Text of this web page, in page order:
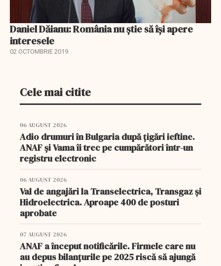
Daniel Dăianu: România nu știe să își apere
interesele
02 OCTOMBRIE 2019
Cele mai citite
06 AUGUST 2026
Adio drumuri în Bulgaria după țigări ieftine.
ANAF și Vama îi trec pe cumpărători într-un
registru electronic
06 AUGUST 2026
Val de angajări la Transelectrica, Transgaz și
Hidroelectrica. Aproape 400 de posturi
aprobate
07 AUGUST 2026
ANAF a început notificările. Firmele care nu
au depus bilanțurile pe 2025 riscă să ajungă